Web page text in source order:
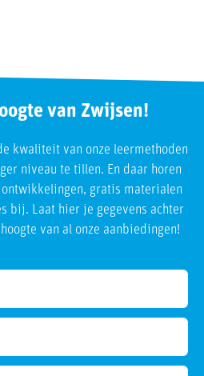
van Zwijsen!
kwaliteit van onze leermethoden
niveau te tillen. En daar horen
gratis materialen
bij. Laat hier je gegevens achter
van al onze aanbiedingen!